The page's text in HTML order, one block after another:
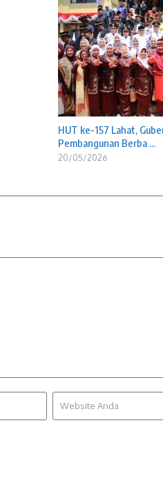
HUT ke-157 Lahat,
Pembangunan Berba ...
20/05/2026